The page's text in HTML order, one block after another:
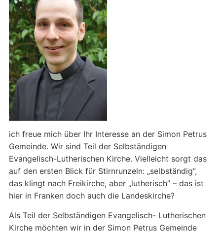
ich freue mich über Ihr Interesse an der Simon Petrus
Gemeinde. Wir sind Teil der Selbständigen
Evangelisch-Lutherischen Kirche. Vielleicht sorgt das
auf den ersten Blick für Stirnrunzeln: „selbständig”,
das klingt nach Freikirche, aber „lutherisch” – das ist
hier in Franken doch auch die Landeskirche?
Als Teil der Selbständigen Evangelisch- Lutherischen
Kirche möchten wir in der Simon Petrus Gemeinde